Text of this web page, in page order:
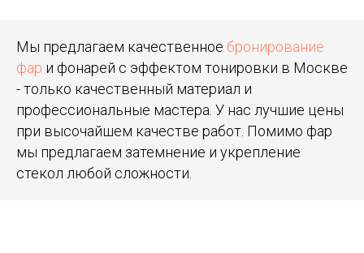
Мы предлагаем качественное бронирование
фар и фонарей с эффектом тонировки в Москве
- только качественный материал и
профессиональные мастера. У нас лучшие цены
при высочайшем качестве работ. Помимо фар
мы предлагаем затемнение и укрепление
стекол любой сложности.